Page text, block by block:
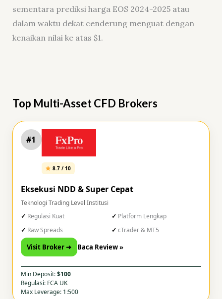
sementara prediksi harga EOS 2024-2025 atau
dalam waktu dekat cenderung menguat dengan
kenaikan nilai ke atas $1.
Top Multi-Asset CFD Brokers
#1
8.7 / 10
Eksekusi NDD & Super Cepat
Teknologi Trading Level Institusi
Regulasi Kuat
Platform Lengkap
Raw Spreads
cTrader & MT5
Visit Broker ➜ Baca Review »
Min Deposit:$100
Regulasi: FCA UK
Max Leverage: 1:500